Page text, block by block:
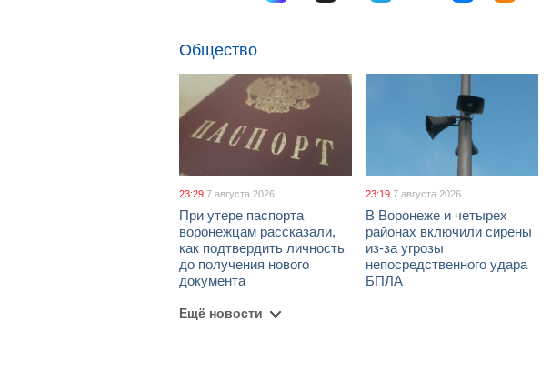
Общество
23:29 7 августа 2026
При утере паспорта
воронежцам рассказали,
как подтвердить личность
до получения нового
документа
23:19 7 августа 2026
В Воронеже и четырех
районах включили сирены
из-за угрозы
непосредственного удара
БПЛА
Ещё новости